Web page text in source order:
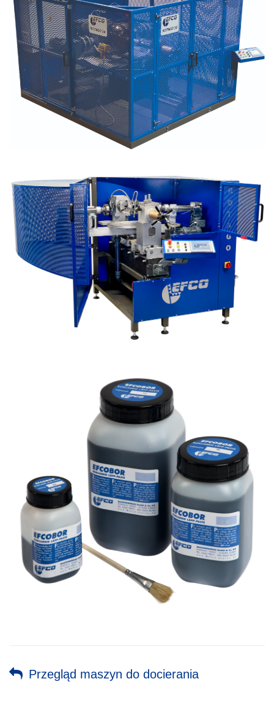
Przegląd maszyn do docierania